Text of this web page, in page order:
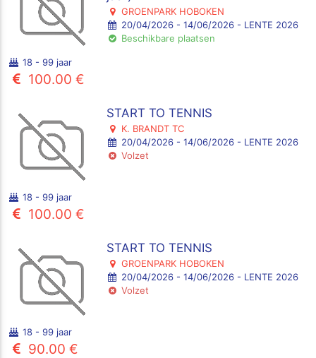
GROENPARK HOBOKEN
20/04/2026 - 14/06/2026 - LENTE 2026
Beschikbare plaatsen
18 - 99 jaar
100.00 €
START TO TENNIS
K. BRANDT TC
20/04/2026 - 14/06/2026 - LENTE 2026
Volzet
18 - 99 jaar
100.00 €
START TO TENNIS
GROENPARK HOBOKEN
20/04/2026 - 14/06/2026 - LENTE 2026
Volzet
18 - 99 jaar
90.00 €